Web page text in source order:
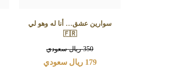
سوارين عشق… أنا له وهو لي
🇫🇷
350ريال سعودي
179 ريال سعودي